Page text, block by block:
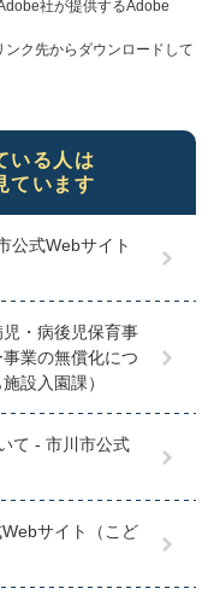
社が提供するAdobe
ク先からダウンロードして
いる人は
ています
公式Webサイト
・病後児保育事
業の無償化につ
設入園課）
て - 市川市公式
サイト（こど